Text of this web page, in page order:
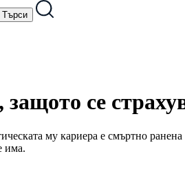
се
му кариера е смъртно
има.